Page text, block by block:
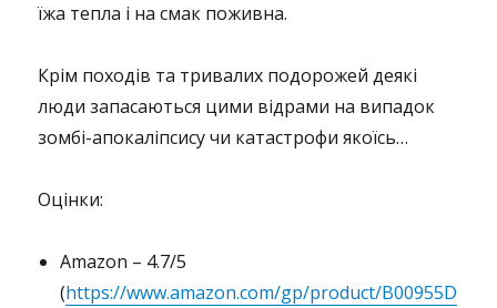
їжа тепла і на смак поживна.
Крім походів та тривалих подорожей деякі
люди запасаються цими відрами на випадок
зомбі-апокаліпсису чи катастрофи якоїсь…
Оцінки:
Amazon – 4.7/5
(https://www.amazon.com/gp/product/B00955D